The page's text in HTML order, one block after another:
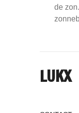
de
LUKX